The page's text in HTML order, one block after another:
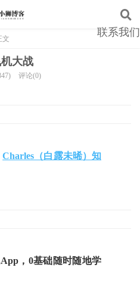
联系我们
文
大战
评论(0)
Charles（白露未晞）知
，0基础随时随地学